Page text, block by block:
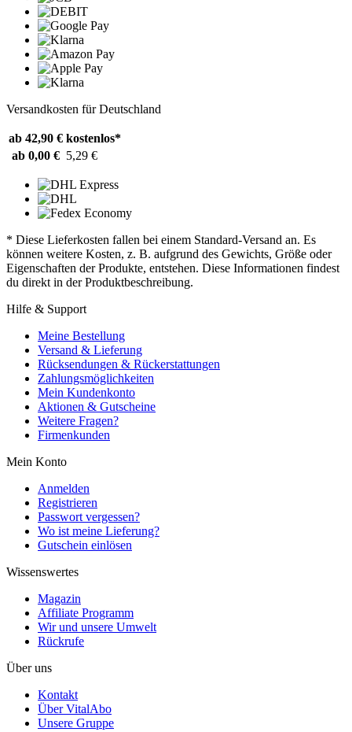
Versandkosten für Deutschland
ab 42,90 € kostenlos*
ab 0,00 € 5,29 €
* Diese Lieferkosten fallen bei einem Standard-Versand an. Es
können weitere Kosten, z. B. aufgrund des Gewichts, Größe oder
Eigenschaften der Produkte, entstehen. Diese Informationen findest
du direkt in der Produktbeschreibung.
Hilfe & Support
Meine Bestellung
Versand & Lieferung
Rücksendungen & Rückerstattungen
Zahlungsmöglichkeiten
Mein Kundenkonto
Aktionen & Gutscheine
Weitere Fragen?
Firmenkunden
Mein Konto
Anmelden
Registrieren
Passwort vergessen?
Wo ist meine Lieferung?
Gutschein einlösen
Wissenswertes
Magazin
Affiliate Programm
Wir und unsere Umwelt
Rückrufe
Über uns
Kontakt
Über VitalAbo
Unsere Gruppe